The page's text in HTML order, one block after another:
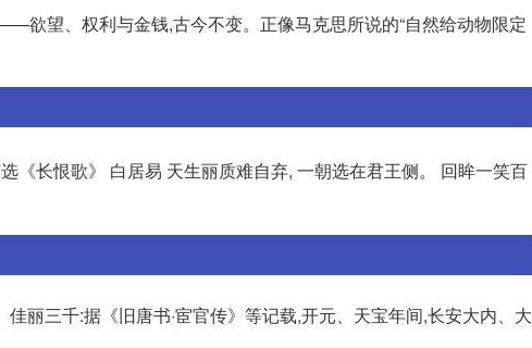
望、权利与金钱,古今不变。正像马克思所说的“自然给动物限定
《长恨歌》 白居易 天生丽质难自弃, 一朝选在君王侧。 回眸一笑百
丽三千:据《旧唐书·宦官传》等记载,开元、天宝年间,长安大内、大